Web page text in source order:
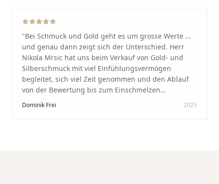
"Bei Schmuck und Gold geht es um grosse Werte ...
und genau dann zeigt sich der Unterschied. Herr
Nikola Mrsic hat uns beim Verkauf von Gold- und
Silberschmuck mit viel Einfühlungsvermögen
begleitet, sich viel Zeit genommen und den Ablauf
von der Bewertung bis zum Einschmelzen
transparent und angenehm gestaltet. Diskreter,
Dominik Frei 2025